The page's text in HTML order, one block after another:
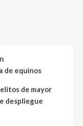
de equinos
de mayor
despliegue